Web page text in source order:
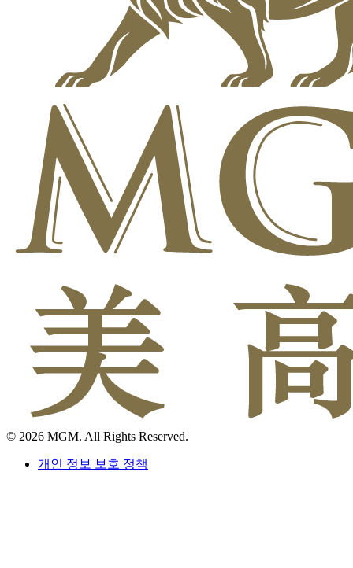
© 2026 MGM. All Rights Reserved.
개인 정보 보호 정책